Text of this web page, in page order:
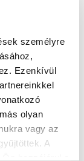
személyre
Ezenkívül
olyan
vagy az
A